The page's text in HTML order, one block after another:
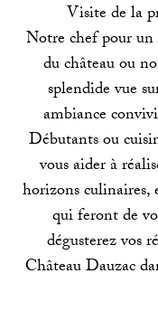
Visite de la
Notre chef pour un
du château ou
splendide vue
ambiance
Débutants ou
vous aider à
horizons culinaires,
qui feront de
dégusterez vos
Château Dauzac